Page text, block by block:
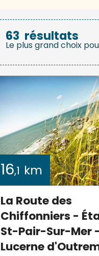
63 résultats
Le plus grand choix
16,1 km
La Route des
Chiffonniers -
St-Pair-Sur-Mer
Lucerne